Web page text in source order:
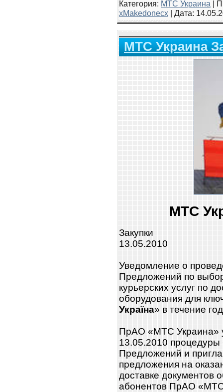
Категория: МТС Украина |
xMakedonecx | Дата:
МТС Украина
МТС
Закупки
13.05.2010
Уведомление о
Предложений по
курьерских услуг по
оборудования для
Україна» в течение
ПрАО «МТС Украина»
13.05.2010 процедуры
Предложений и
предложения на
доставке документов
абонентов ПрАО «МТС